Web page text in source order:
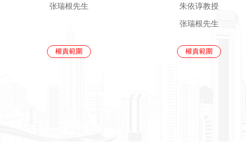
张瑞根先生
權責範圍
朱依谆教授
张瑞根先生
權責範圍